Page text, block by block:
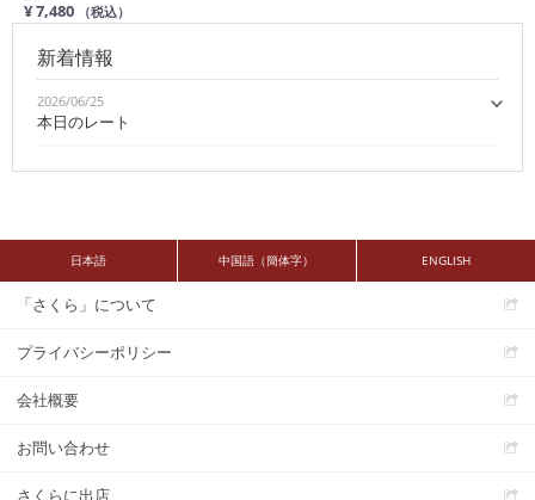
¥ 7,480
（税込）
新着情報
2026/06/25
本日のレート
日本語 中国語（簡体字） ENGLISH
「さくら」について
プライバシーポリシー
会社概要
お問い合わせ
さくらに出店